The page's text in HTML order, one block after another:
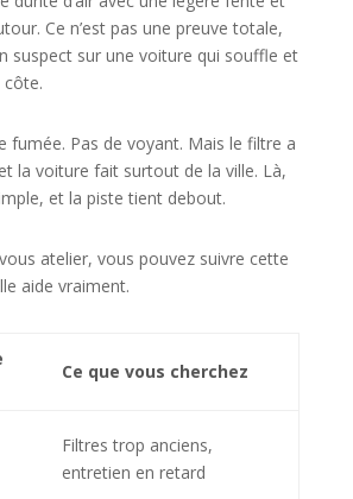
Ce n’est pas une preuve totale,
suspect sur une voiture qui souffle et
côte.
fumée. Pas de voyant. Mais le filtre a
la voiture fait surtout de la ville. Là,
et la piste tient debout.
atelier, vous pouvez suivre cette
aide vraiment.
Ce que vous cherchez
Filtres trop anciens,
entretien en retard